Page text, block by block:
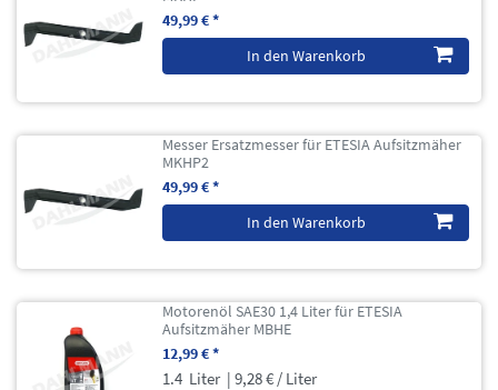
49,99 € *
In den Warenkorb
Messer Ersatzmesser für ETESIA Aufsitzmäher
MKHP2
49,99 € *
In den Warenkorb
Motorenöl SAE30 1,4 Liter für ETESIA
Aufsitzmäher MBHE
12,99 € *
1.4 Liter | 9,28 € / Liter